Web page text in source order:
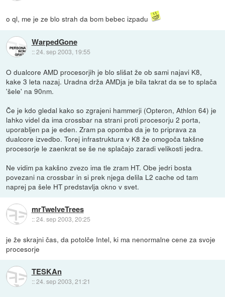
o ql, me je ze blo strah da bom bebec izpadu
WarpedGone
::24. sep 2003, 19:55
O dualcore AMD procesorjih je blo slišat že ob sami najavi K8,
kake 3 leta nazaj. Uradna drža AMDja je bila takrat da se to splača
'šele' na 90nm.
Če je kdo gledal kako so zgrajeni hammerji (Opteron, Athlon 64) je
lahko videl da ima crossbar na strani proti procesorju 2 porta,
uporabljen pa je eden. Zram pa opomba da je to priprava za
dualcore izvedbo. Torej infrastruktura v K8 že omogoča takšne
procesorje le zaenkrat se še ne splačajo zaradi velikosti jedra.
Ne vidim pa kakšno zvezo ima tle zram HT. Obe jedri bosta
povezani na crossbar in si prek njega delila L2 cache od tam
naprej pa šele HT predstavlja okno v svet.
mrTwelveTrees
::24. sep 2003, 20:25
je že skrajni čas, da potolče Intel, ki ma nenormalne cene za svoje
procesorje
TESKAn
::24. sep 2003, 21:21